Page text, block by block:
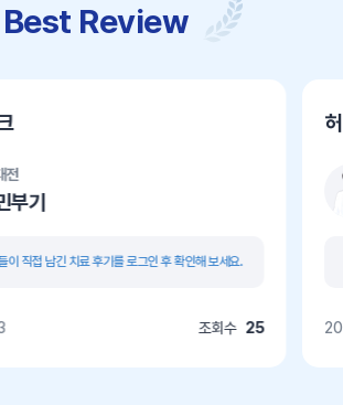
Best Review
전
부기
이 직접 남긴 치료 후기를 로그인 후 확인해 보세요.
조회수 25